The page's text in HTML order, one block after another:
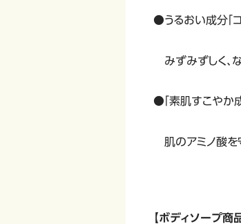
●うるおい成分「
みずみずしく、
●「素肌すこやか
肌のアミ
【ボディソープ商